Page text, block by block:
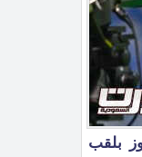
بلقب